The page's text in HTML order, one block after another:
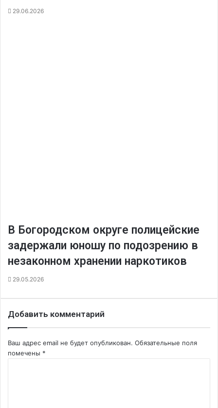
29.06.2026
В Богородском округе полицейские
задержали юношу по подозрению в
незаконном хранении наркотиков
29.05.2026
Добавить комментарий
Ваш адрес email не будет опубликован. Обязательные поля
помечены *